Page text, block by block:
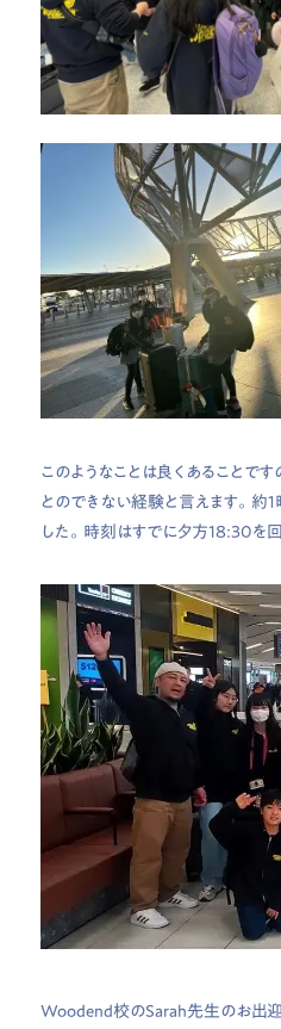
このようなことは良くあることで
とのできない経験と言えます。約
した。時刻はすでに夕方18:30を回
Woodend校のSarah先生のお出